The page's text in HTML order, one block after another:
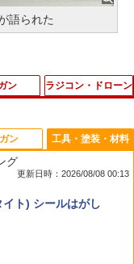
語られた
30MF クラスアップ
ォーリア) 30MFCU
[30MFCU07ロ-ザン
ャ【クインテット
ン コンプリート 6
イ】
ン
SUPER ホップ
for AEG◆東京マル
対応 長掛ホップ 流
ラジコン・ドローン
ット（ブラック5
パーツ【予約】
法フライボール】
TOMY) T-SPAR
ニューレジェンズ
ンダイ スピリッツ)
ジャ[カラーA] 色
ン
MARUI) No.25 コル
歳以上エアーHOP
工具・塗装・材料
グ
更新日時：2026/08/08 00:13
ト) シールはがし